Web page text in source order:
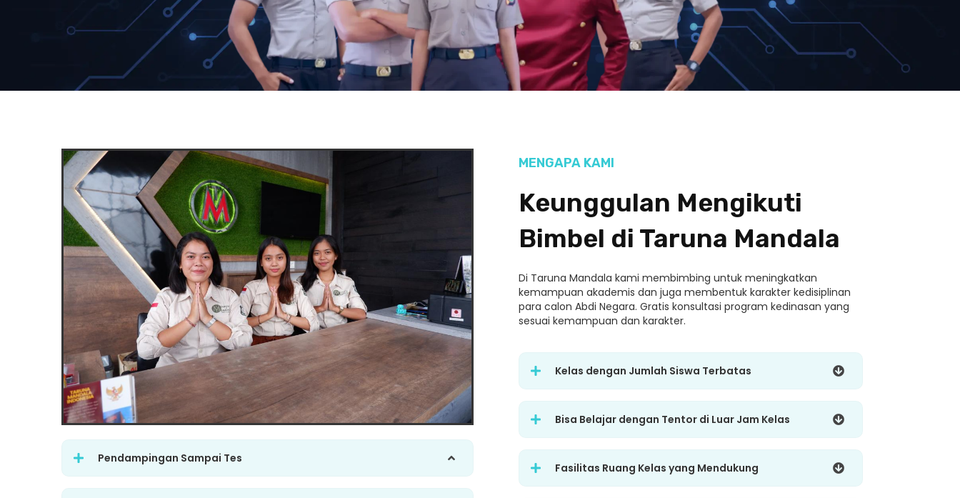
Pendampingan Sampai Tes
MENGAPA KAMI
Keunggulan Mengikuti
Bimbel di Taruna Mandala
Di Taruna Mandala kami membimbing untuk meningkatkan
kemampuan akademis dan juga membentuk karakter kedisiplinan
para calon Abdi Negara. Gratis konsultasi program kedinasan yang
sesuai kemampuan dan karakter.
Kelas dengan Jumlah Siswa Terbatas
Bisa Belajar dengan Tentor di Luar Jam Kelas
Fasilitas Ruang Kelas yang Mendukung